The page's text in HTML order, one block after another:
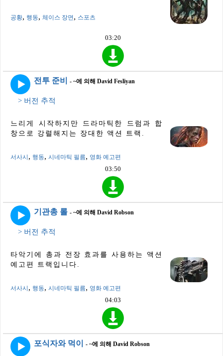
공황, 행동, 체이스 장면, 스포츠
03:20
전투 준비 - ~에 의해 David Fesliyan
> 버전 추적
느리게 시작하지만 드라마틱한 드럼과 합
창으로 강렬해지는 장대한 액션 트랙.
서사시 , 행동, 시네마틱 필름, 영화 예고편
03:50
기관총 롤 - ~에 의해 David Robson
> 버전 추적
타악기에 총과 전장 효과를 사용하는 액션
예고편 트랙입니다.
서사시 , 행동, 시네마틱 필름, 영화 예고편
04:03
포식자와 먹이 - ~에 의해 David Robson